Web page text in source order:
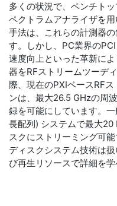
多くの状況で、ベンチト
ペクトラムアナライザを
手法は、これらの計測器
す。しかし、PC業界の
速度向上といった革新に
器をRFストリームツーデ
際、現在のPXIベースRF
ンは、最大26.5 GHzの周
録を可能にしています。
長配列) システムで最大20
スクにストリーミング可
ディスクシステム技術は
び再生リソースで詳細を学